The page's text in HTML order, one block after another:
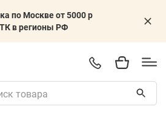
по Москве от 5000 р
в регионы РФ